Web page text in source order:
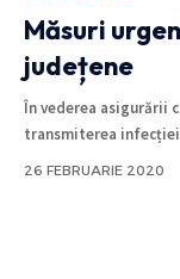
Măsuri
județene
În vederea asigurării
transmiterea
26 FEBRUARIE 2020